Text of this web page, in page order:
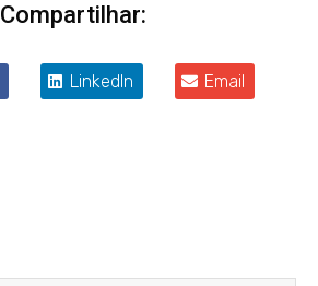
Compartilhar:
LinkedIn Email